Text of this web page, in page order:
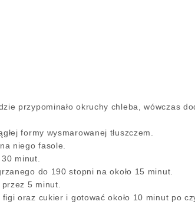
przypominało okruchy chleba, wówczas
formy wysmarowanej tłuszczem.
niego fasole.
minut.
do 190 stopni na około 15 minut.
5 minut.
oraz cukier i gotować około 10 minut po